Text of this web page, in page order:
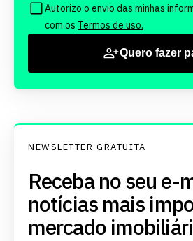
Autorizo o envio das minhas
com os Termos de uso.
Quero fazer
NEWSLETTER GRATUITA
Receba no seu e-
notícias mais
mercado